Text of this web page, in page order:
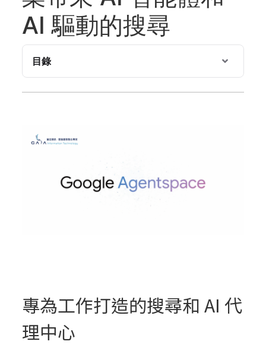
AI 驅動的搜尋
目錄
專為工作打造的搜尋和 AI 代
理中心